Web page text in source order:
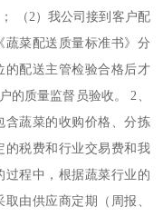
（2）我公司接到客户配
蔬菜配送质量标准书》分
的配送主管检验合格后才
的质量监督员验收。 2、
含蔬菜的收购价格、分拣
的税费和行业交易费和我
过程中，根据蔬菜行业的
由供应商定期（周报、